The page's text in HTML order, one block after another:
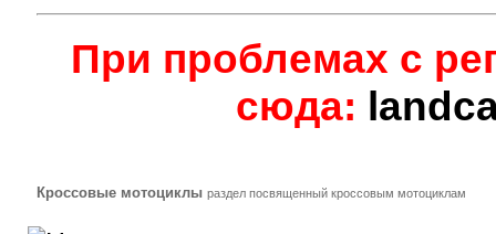
При проблемах с
сюда:
Кроссовые мотоциклы раздел посвященный кроссовым мотоциклам